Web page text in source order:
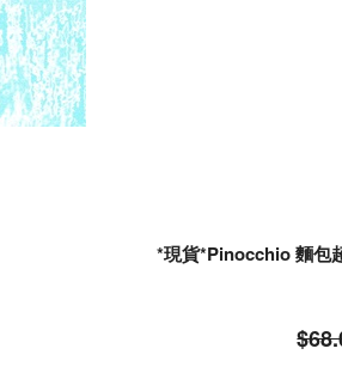
*現貨*Pinocchio 麵包超人 吹氣